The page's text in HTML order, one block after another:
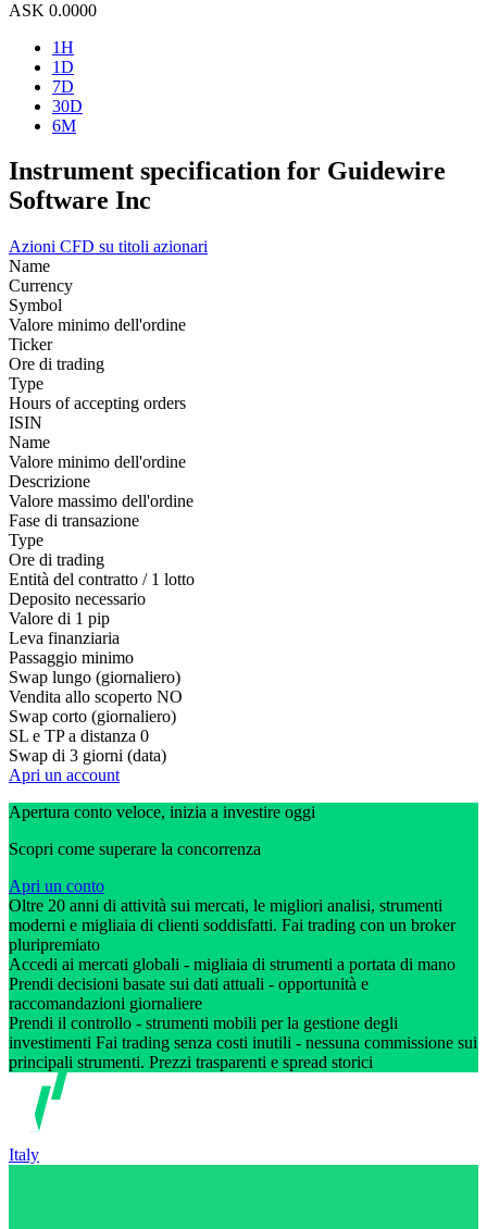
ASK 0.0000
1H
1D
7D
30D
6M
Instrument specification for Guidewire
Software Inc
Azioni CFD su titoli azionari
Name
Currency
Symbol
Valore minimo dell'ordine
Ticker
Ore di trading
Type
Hours of accepting orders
ISIN
Name
Valore minimo dell'ordine
Descrizione
Valore massimo dell'ordine
Fase di transazione
Type
Ore di trading
Entità del contratto / 1 lotto
Deposito necessario
Valore di 1 pip
Leva finanziaria
Passaggio minimo
Swap lungo (giornaliero)
Vendita allo scoperto NO
Swap corto (giornaliero)
SL e TP a distanza 0
Swap di 3 giorni (data)
Apri un account
Apertura conto veloce, inizia a investire oggi
Scopri come superare la concorrenza
Apri un conto
Oltre 20 anni di attività sui mercati, le migliori analisi, strumenti
moderni e migliaia di clienti soddisfatti. Fai trading con un broker
pluripremiato
Accedi ai mercati globali - migliaia di strumenti a portata di mano
Prendi decisioni basate sui dati attuali - opportunità e
raccomandazioni giornaliere
Prendi il controllo - strumenti mobili per la gestione degli
investimenti Fai trading senza costi inutili - nessuna commissione sui
principali strumenti. Prezzi trasparenti e spread storici
Italy